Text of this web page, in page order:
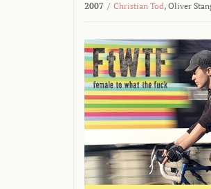
2007 / Christian Tod, Oliver